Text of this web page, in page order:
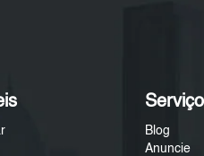
Blog
Anuncie